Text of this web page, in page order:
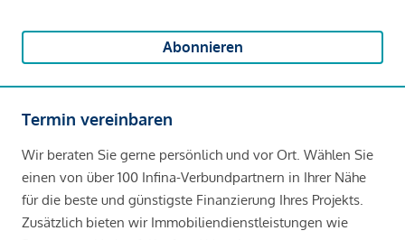
Abonnieren
Termin vereinbaren
Wir beraten Sie gerne persönlich und vor Ort. Wählen Sie
einen von über 100 Infina-Verbundpartnern in Ihrer Nähe
für die beste und günstigste Finanzierung Ihres Projekts.
Zusätzlich bieten wir Immobiliendienstleistungen wie